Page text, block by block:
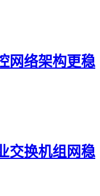
网络架构更稳
交换机组网稳